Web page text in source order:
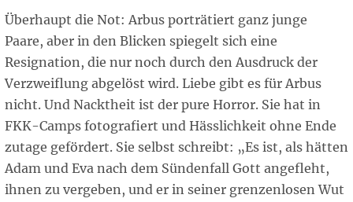
Überhaupt die Not: Arbus porträtiert ganz junge
Paare, aber in den Blicken spiegelt sich eine
Resignation, die nur noch durch den Ausdruck der
Verzweiflung abgelöst wird. Liebe gibt es für Arbus
nicht. Und Nacktheit ist der pure Horror. Sie hat in
FKK-Camps fotografiert und Hässlichkeit ohne Ende
zutage gefördert. Sie selbst schreibt: „Es ist, als hätten
Adam und Eva nach dem Sündenfall Gott angefleht,
ihnen zu vergeben, und er in seiner grenzenlosen Wut